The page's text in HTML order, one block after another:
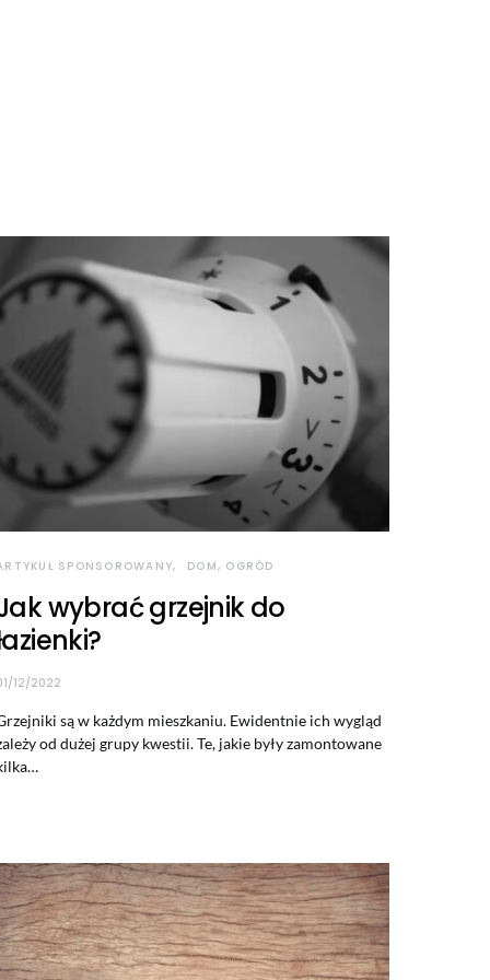
SPONSOROWANY DOM, OGRÓD
wybrać grzejnik do
12/2022
są w każdym mieszkaniu. Ewidentnie ich wygląd
od dużej grupy kwestii. Te, jakie były zamontowane